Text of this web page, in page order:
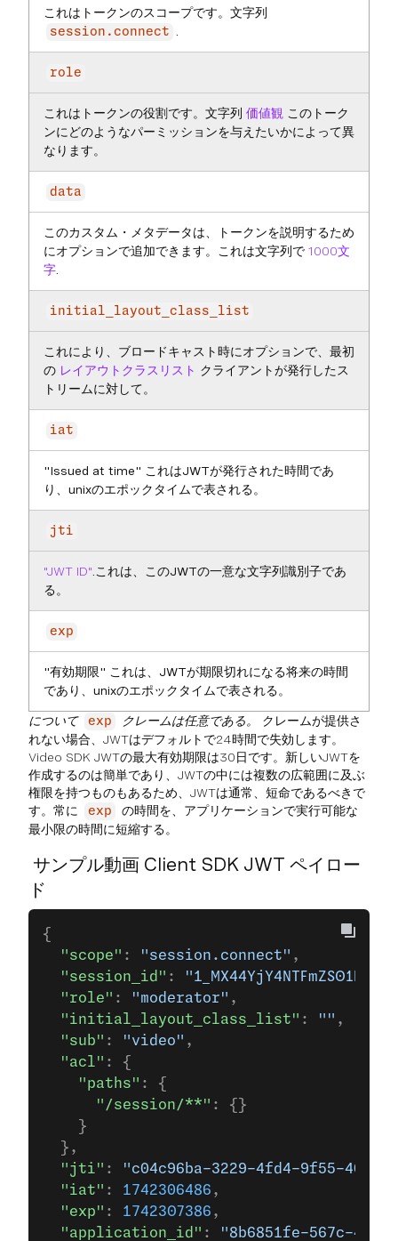
これはトークンのスコープです。文字列
session.connect
role
これはトークンの役割です。文字列 価値観 このトーク
ンにどのようなパーミッションを与えたいかによって異
なります。
data
このカスタム・メタデータは、トークンを説明するため
にオプションで追加できます。これは文字列で 1000文
字
initial_layout_class_list
これにより、ブロードキャスト時にオプションで、最初
の レイアウトクラスリスト クライアントが発行したス
トリームに対して。
iat
"Issued at time" これはJWTが発行された時間であ
り、unixのエポックタイムで表される。
jti
"JWT ID" .これは、このJWTの一意な文字列識別子であ
る。
exp
"有効期限" これは、JWTが期限切れになる将来の時間
であり、unixのエポックタイムで表される。
について exp クレームは任意である。
クレームが提供さ
れない場合、JWTはデフォルトで24時間で失効します。
Video SDK JWTの最大有効期限は30日です。新しいJWTを
作成するのは簡単であり、JWTの中には複数の広範囲に及ぶ
権限を持つものもあるため、JWTは通常、短命であるべきで
す。常に
exp
の時間を、アプリケーションで実行可能な
最小限の時間に短縮する。
サンプル動画 Client SDK JWT ペイロー
ド
{
  "scope"
: "session.connect" ,
  "session_id"
:
  "role"
: "moderator" ,
  "initial_layout_class_list"
: "" ,
  "sub"
: "video" ,
  "acl"
: {
    "paths"
: {
      "/session/**"
: {}
    }
  },
  "jti"
:
"c04c96ba-3229-4fd4-9f55-
  "iat"
: 1742306486 ,
  "exp"
: 1742307386 ,
  "application_id"
:
"8b6851fe-567c-